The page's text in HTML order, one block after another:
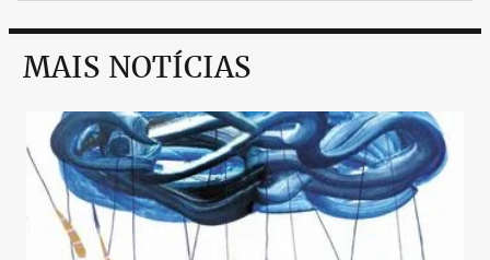
MAIS NOTÍCIAS